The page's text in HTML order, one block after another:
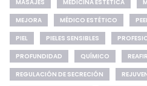
MASAJES MEDICINA ESTÉTICA
MEJORA
MÉDICO ESTÉTICO
PIEL
PIELES SENSIBLES
PROFUNDIDAD
QUÍMICO
REGULACIÓN DE SECRECIÓN